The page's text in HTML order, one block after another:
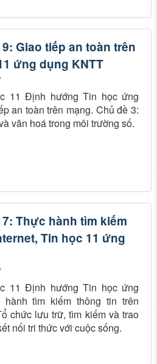
Giao tiếp an toàn trên
ứng dụng KNTT
11 Định hướng Tin học ứng
an toàn trên mạng. Chủ đề 3:
văn hoá trong môi trường số.
Thực hành tìm kiếm
Tin học 11 ứng
11 Định hướng Tin học ứng
tìm kiếm thông tin trên
chức lưu trữ, tìm kiếm và trao
nối tri thức với cuộc sống.